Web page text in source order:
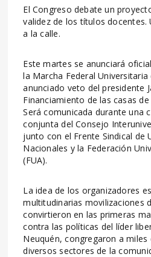
El Congreso debate un
validez de los títulos docentes.
a la calle.
Este martes se anunciará
la Marcha Federal Universitaria
anunciado veto del presidente
Financiamiento de las casas
Será comunicada durante una
conjunta del Consejo
junto con el Frente Sindical de
Nacionales y la Federación
(FUA).
La idea de los organizadores
multitudinarias movilizaciones
convirtieron en las primeras
contra las políticas del líder
Neuquén, congregaron a miles
diversos sectores de la